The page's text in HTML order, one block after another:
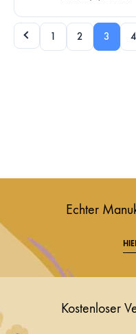
1 2 3 4
Echter
Kostenloser